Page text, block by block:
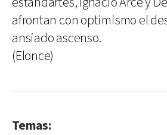
afrontan con optimismo el
ansiado ascenso.
(Elonce)
Temas: